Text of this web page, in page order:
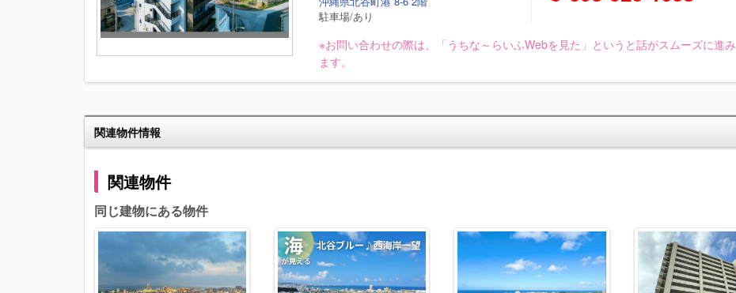
駐車場/あり
※お問い合わせの際は、「うちな～らいふWebを見た」というと話がスムーズに進み
ます。
関連物件情報
関連物件
同じ建物にある物件